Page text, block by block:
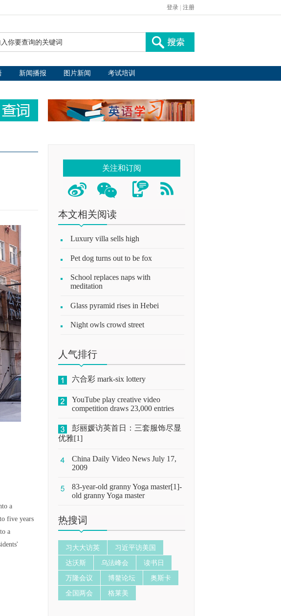
登录 注册
新闻播报 图片新闻 考试培训
a
five years
a
关注和订阅
本文相关阅读
Luxury villa sells high
Pet dog turns out to be fox
School replaces naps with
meditation
Glass pyramid rises in Hebei
Night owls crowd street
人气排行
六合彩 mark-six lottery
YouTube play creative video
competition draws 23,000 entries
彭丽媛访英首日：三套服饰尽显
优雅[1]
China Daily Video News July 17,
2009
83-year-old granny Yoga master[1]-
old granny Yoga master
热搜词
习大大访英
习近平访美国
达沃斯
乌法峰会
读书日
万隆会议
博鳌论坛
奥斯卡
全国两会
格莱美